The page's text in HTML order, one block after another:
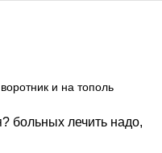
и на тополь
больных лечить надо,